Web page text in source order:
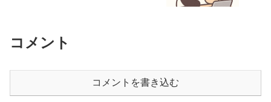
コメント
コメントを書き込む